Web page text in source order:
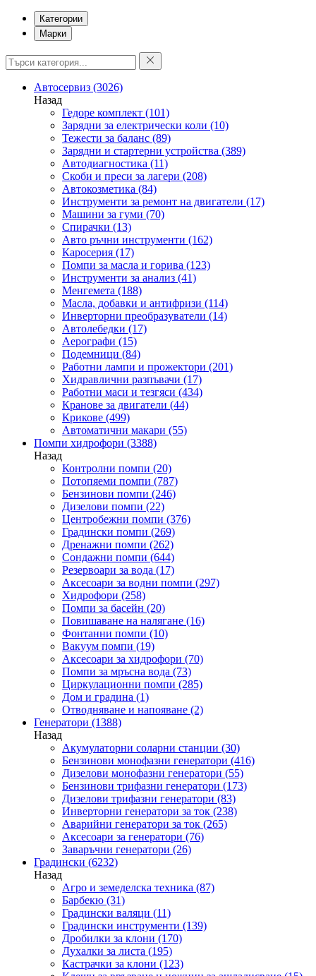
Категории
Марки
Автосервиз (3026)
Назад
Гедоре комплект (101)
Зарядни за електрически коли (10)
Тежести за баланс (89)
Зарядни и стартерни устройства (389)
Автодиагностика (11)
Скоби и преси за лагери (208)
Автокозметика (84)
Инструменти за ремонт на двигатели (17)
Машини за гуми (70)
Спирачки (13)
Авто ръчни инструменти (162)
Каросерия (17)
Помпи за масла и горива (123)
Инструменти за анализ (41)
Менгемета (188)
Масла, добавки и антифризи (114)
Инверторни преобразуватели (14)
Автолебедки (17)
Аерографи (15)
Подемници (84)
Работни лампи и прожектори (201)
Хидравлични разпъвачи (17)
Работни маси и тезгяси (434)
Кранове за двигатели (44)
Крикове (499)
Автоматични макари (55)
Помпи хидрофори (3388)
Назад
Контролни помпи (20)
Потопяеми помпи (787)
Бензинови помпи (246)
Дизелови помпи (22)
Центробежни помпи (376)
Градински помпи (269)
Дренажни помпи (262)
Сондажни помпи (644)
Резервоари за вода (17)
Аксесоари за водни помпи (297)
Хидрофори (258)
Помпи за басейн (20)
Повишаване на налягане (16)
Фонтанни помпи (10)
Вакуум помпи (19)
Аксесоари за хидрофори (70)
Помпи за мръсна вода (73)
Циркулационни помпи (285)
Дом и градина (1)
Отводняване и напояване (2)
Генератори (1388)
Назад
Акумулаторни соларни станции (30)
Бензинови монофазни генератори (416)
Дизелови монофазни генератори (55)
Бензинови трифазни генератори (173)
Дизелови трифазни генератори (83)
Инверторни генератори за ток (238)
Аварийни генератори за ток (265)
Аксесоари за генератори (76)
Заваръчни генератори (26)
Градински (6232)
Назад
Агро и земеделска техника (87)
Барбекю (31)
Градински валяци (11)
Градински инструменти (139)
Дробилки за клони (170)
Духалки за листа (195)
Кастрачки за клони (123)